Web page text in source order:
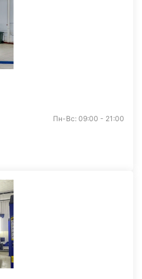
Пн-Вс: 09:00 - 21:00